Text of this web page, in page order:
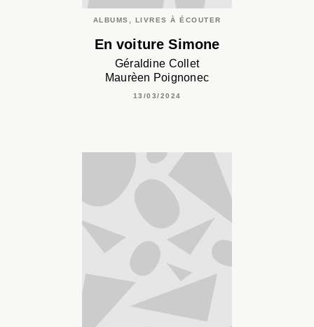
ALBUMS, LIVRES À ÉCOUTER
En voiture Simone
Géraldine Collet
Maurèen Poignonec
13/03/2024